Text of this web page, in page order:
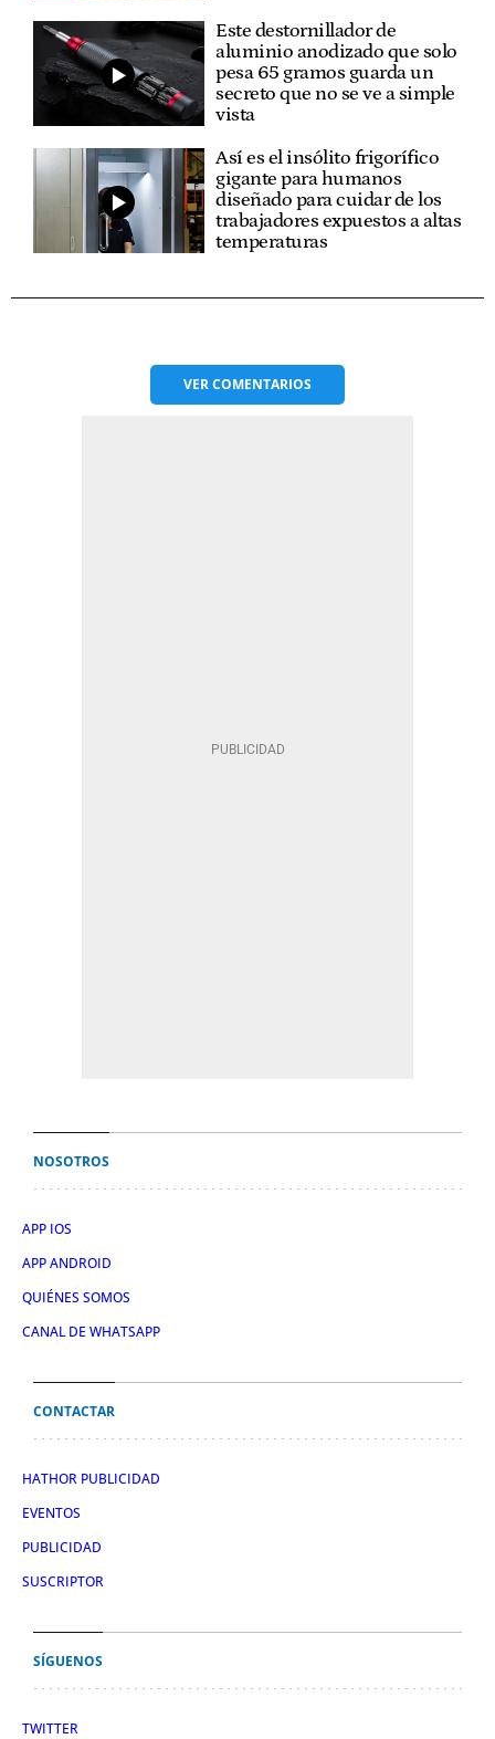
Este destornillador de
aluminio anodizado que solo
pesa 65 gramos guarda un
secreto que no se ve a simple
vista
Así es el insólito frigorífico
gigante para humanos
diseñado para cuidar de los
trabajadores expuestos a altas
temperaturas
VERCOMENTARIOS
NOSOTROS
APP IOS
APP ANDROID
QUIÉNES SOMOS
CANAL DE WHATSAPP
CONTACTAR
HATHOR PUBLICIDAD
EVENTOS
PUBLICIDAD
SUSCRIPTOR
SÍGUENOS
TWITTER